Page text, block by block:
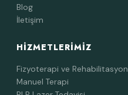
Blog
İletişim
HIZMETLERIMIZ
Fizyoterapi ve Rehabilitasyon
Manuel Terapi